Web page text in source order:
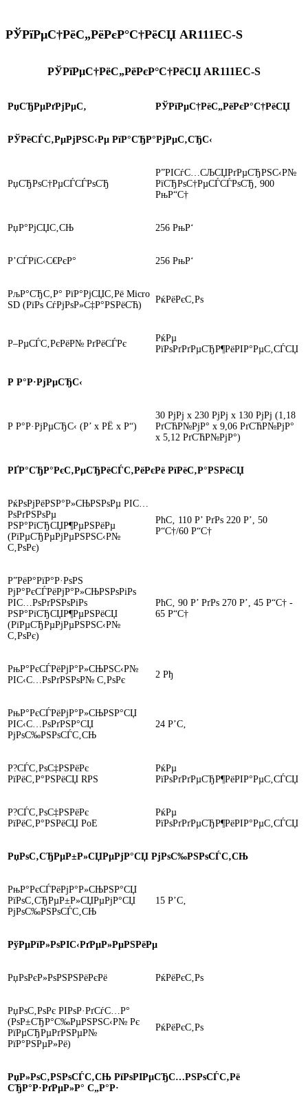
РЎРїРµС†РёС„РёРєР°С†РёСЏ AR111EC-S
РЎРїРµС†РёС„РёРєР°С†РёСЏ AR111EC-S
РџСЂРµРґРјРµС‚ РЎРїРµС†РёС„РёРєР°С†РёСЏ
РЎРёСЃС‚РµРјРЅС‹Рµ РїР°СЂР°РјРµС‚СЂС‹
РџСЂРѕС†РµСЃСЃРѕСЂ
Р”РІСѓС…СЉСЏРґРµСЂРЅС‹Р№
РїСЂРѕС†РµСЃСЃРѕСЂ, 900
РњР“С†
РџР°РјСЏС‚СЊ 256 РњР‘
Р’СЃРїС‹С€РєР° 256 РњР‘
РљР°СЂС‚Р° РїР°РјСЏС‚Рё Micro
SD (РїРѕ СѓРјРѕР»С‡Р°РЅРёСЋ)
РќРёРєС‚Рѕ
Р–РµСЃС‚РєРёР№ РґРёСЃРє
РќРµ
РїРѕРґРґРµСЂР¶РёРІР°РµС‚СЃСЏ
Р Р°Р·РјРµСЂС‹
Р Р°Р·РјРµСЂС‹ (Р’ x РЁ x Р“)
30 РјРј x 230 РјРј x 130 РјРј (1,18
РґСЋР№РјР° x 9,06 РґСЋР№РјР°
x 5,12 РґСЋР№РјР°)
РҐР°СЂР°РєС‚РµСЂРёСЃС‚РёРєРё РїРёС‚Р°РЅРёСЏ
РќРѕРјРёРЅР°Р»СЊРЅРѕРµ РІС…
РѕРґРЅРѕРµ
РЅР°РїСЂСЏР¶РµРЅРёРµ
(РїРµСЂРµРјРµРЅРЅС‹Р№
С‚РѕРє)
РћС‚ 110 Р’ РґРѕ 220 Р’, 50
Р“С†/60 Р“С†
Р”РёР°РїР°Р·РѕРЅ
РјР°РєСЃРёРјР°Р»СЊРЅРѕРіРѕ
РІС…РѕРґРЅРѕРіРѕ
РЅР°РїСЂСЏР¶РµРЅРёСЏ
(РїРµСЂРµРјРµРЅРЅС‹Р№
С‚РѕРє)
РћС‚ 90 Р’ РґРѕ 270 Р’, 45 Р“С† -
65 Р“С†
РњР°РєСЃРёРјР°Р»СЊРЅС‹Р№
РІС‹С…РѕРґРЅРѕР№ С‚РѕРє
2 Рђ
РњР°РєСЃРёРјР°Р»СЊРЅР°СЏ
РІС‹С…РѕРґРЅР°СЏ
РјРѕС‰РЅРѕСЃС‚СЊ
24 Р’С‚
Р?СЃС‚РѕС‡РЅРёРє
РїРёС‚Р°РЅРёСЏ RPS
РќРµ
РїРѕРґРґРµСЂР¶РёРІР°РµС‚СЃСЏ
Р?СЃС‚РѕС‡РЅРёРє
РїРёС‚Р°РЅРёСЏ PoE
РќРµ
РїРѕРґРґРµСЂР¶РёРІР°РµС‚СЃСЏ
РџРѕС‚СЂРµР±Р»СЏРµРјР°СЏ РјРѕС‰РЅРѕСЃС‚СЊ
РњР°РєСЃРёРјР°Р»СЊРЅР°СЏ
РїРѕС‚СЂРµР±Р»СЏРµРјР°СЏ
РјРѕС‰РЅРѕСЃС‚СЊ
15 Р’С‚
РўРµРїР»РѕРІС‹РґРµР»РµРЅРёРµ
РџРѕРєР»РѕРЅРЅРёРєРё РќРёРєС‚Рѕ
РџРѕС‚РѕРє РІРѕР·РґСѓС…Р°
(РѕР±СЂР°С‰РµРЅРЅС‹Р№ Рє
РїРµСЂРµРґРЅРµР№
РїР°РЅРµР»Рё)
РќРёРєС‚Рѕ
РџР»РѕС‚РЅРѕСЃС‚СЊ РїРѕРІРµСЂС…РЅРѕСЃС‚Рё
СЂР°Р·РґРµР»Р° С„Р°Р·